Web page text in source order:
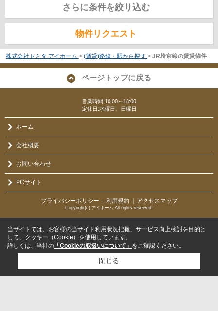
さらに条件を絞り込む
物件リクエスト
株式会社トミタ アイホーム > (賃貸)路線・駅から探す > JR埼京線の賃貸物件
ページトップに戻る
営業時間:10:00～18:00
定休日:水曜日、日曜日
ホーム
会社概要
お問い合わせ
PCサイト
プライバシーポリシー ｜ 利用規約 ｜アクセスマップ
Copyright(c) アイホーム All rights reserved.
当サイトでは、お客様の当サイト利用状況把握、サービス向上検討を目的と
して、クッキー（Cookie）を使用しています。
詳しくは、当社の 「Cookieの取扱いについて」 をご確認ください。
閉じる